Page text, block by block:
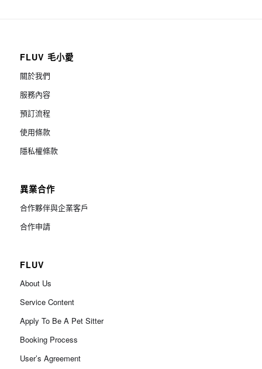
FLUV 毛小愛
關於我們
服務內容
預訂流程
使用條款
隱私權條款
異業合作
合作夥伴與企業客戶
合作申請
FLUV
About Us
Service Content
Apply To Be A Pet Sitter
Booking Process
User’s Agreement